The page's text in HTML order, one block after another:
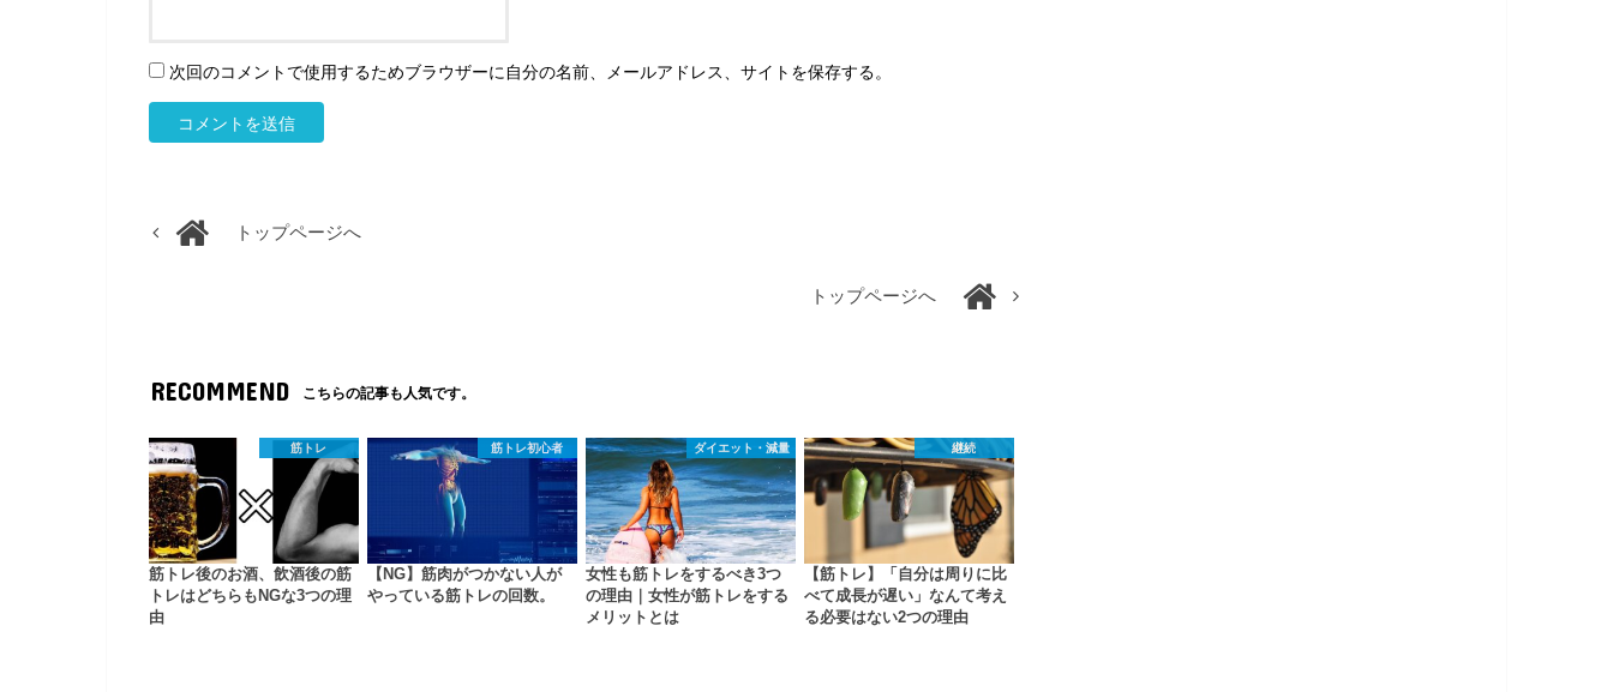
次回のコメントで使用するためブラウザーに自分の名前、メールアドレス、サイトを保存する。
トップページへ
トップページへ
RECOMMEND こちらの記事も人気です。
筋トレ
筋トレ後のお酒、飲酒後の筋
トレはどちらもNGな3つの理
由
筋トレ初心者
【NG】筋肉がつかない人が
やっている筋トレの回数。
ダイエット・減量
女性も筋トレをするべき3つ
の理由｜女性が筋トレをする
メリットとは
継続
【筋トレ】「自分は周りに比
べて成長が遅い」なんて考え
る必要はない2つの理由